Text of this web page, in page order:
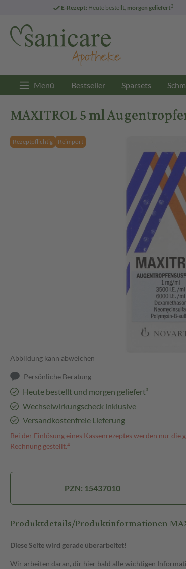
E-Rezept: Heute bestellt, morgen geliefert3
Menü Bestseller Sparsets
MAXITROL 5 ml
Rezeptpflichtig Reimport
Abbildung kann abweichen
Persönliche Beratung
Heute bestellt und morgen geliefert³
Wechselwirkungscheck inklusive
Versandkostenfreie Lieferung
Bei der Einlösung eines Kassenrezeptes werden nur die
Rechnung gestellt.⁴
PZN: 15437010
Produktdetails/Produktinformationen
Diese Seite wird gerade überarbeitet!
Wir arbeiten daran, dir hier bald alle wichtigen